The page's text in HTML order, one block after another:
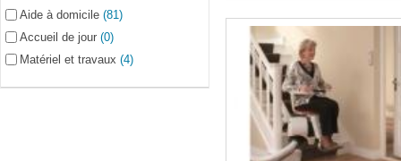
Aide à domicile (81)
Accueil de jour (0)
Matériel et travaux (4)